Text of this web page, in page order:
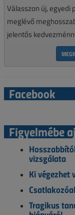
Válasszon új, egyedi
meglévő
jelentős
Facebook
Figyelmébe
vizsgálata
Ki végezhet
Tragikus